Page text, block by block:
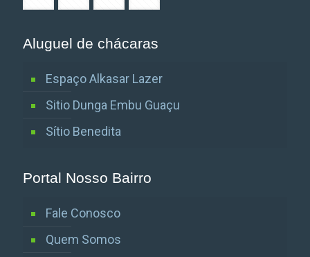
Aluguel de chácaras
Espaço Alkasar Lazer
Sitio Dunga Embu Guaçu
Sítio Benedita
Portal Nosso Bairro
Fale Conosco
Quem Somos